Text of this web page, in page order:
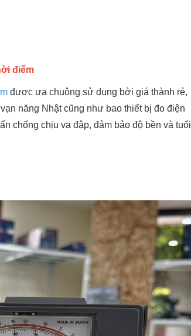
điểm
được ưa chuộng sử dụng bởi giá thành rẻ,
năng Nhật cũng như bao thiết bị đo điện
chống chịu va đập, đảm bảo độ bền và tuổi